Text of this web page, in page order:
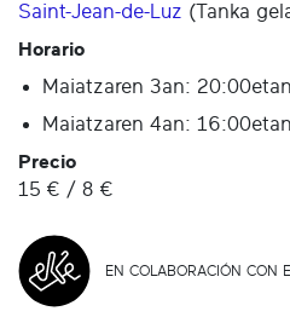
Saint-Jean-de-Luz (Tanka
Horario
Maiatzaren 3an: 20:00etan
Maiatzaren 4an: 16:00etan
Precio
15 € / 8 €
EN COLABORACIÓN CON